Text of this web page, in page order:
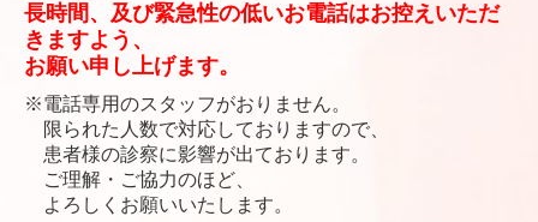
長時間、及び緊急性の低いお電話はお控えいただ
きますよう、
お願い申し上げます。
※電話専用のスタッフがおりません。
限られた人数で対応しておりますので、
患者様の診察に影響が出ております。
ご理解・ご協力のほど、
よろしくお願いいたします。